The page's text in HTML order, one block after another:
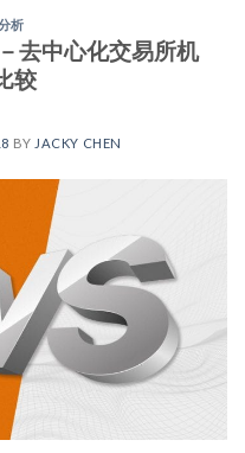
析
去中心化交易所机
较
BY JACKY CHEN